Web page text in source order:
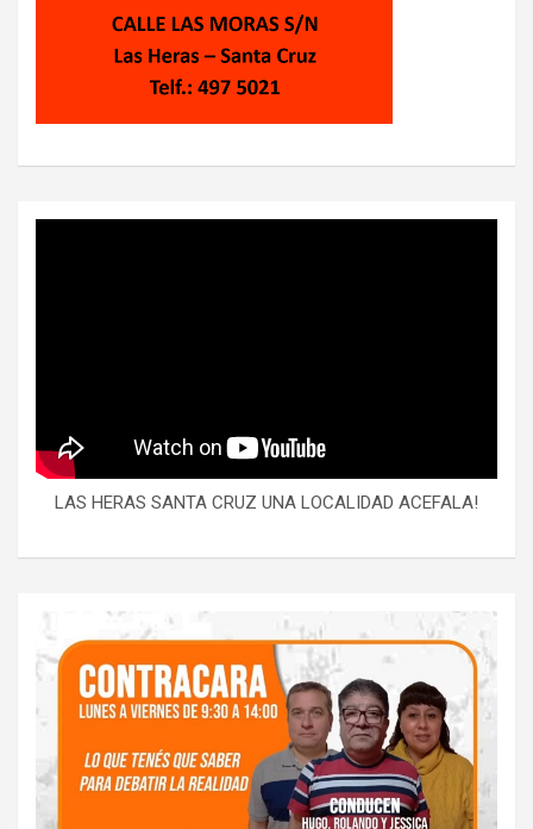
LAS HERAS SANTA CRUZ UNA LOCALIDAD ACEFALA!